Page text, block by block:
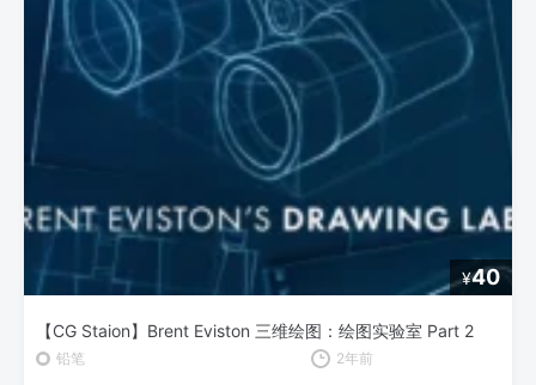
¥40
【CG Staion】Brent Eviston 三维绘图：绘图实验室 Part 2
铅笔 2年前